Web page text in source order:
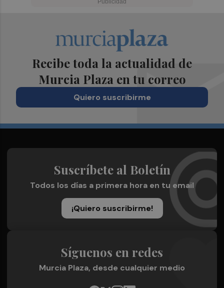
Recibe toda la actualidad de
Murcia Plaza en tu correo
Quiero suscribirme
Suscríbete al Boletín
Todos los días a primera hora en tu email
¡Quiero suscribirme!
Síguenos en redes
Murcia Plaza, desde cualquier medio